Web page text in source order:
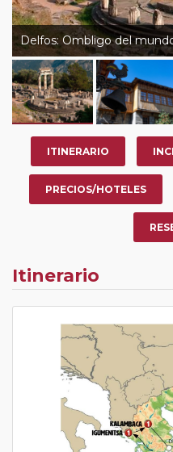
Delfos: Ombligo del
ITINERARIO
PRECIOS/HOTELES
Itinerario